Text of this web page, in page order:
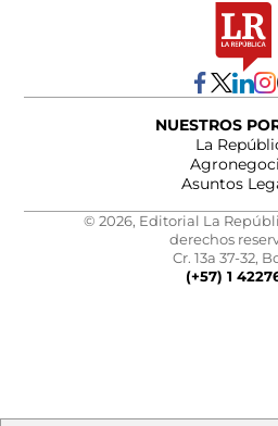
NUESTROS
La
Asuntos
© 2026, Editorial La
derechos
Cr. 13a 37-32,
(+57) 1